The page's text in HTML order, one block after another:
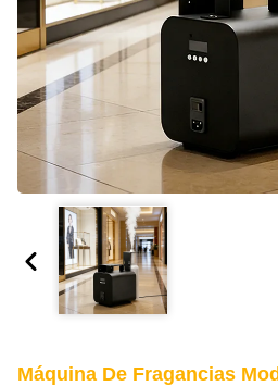
Máquina De Fragancias